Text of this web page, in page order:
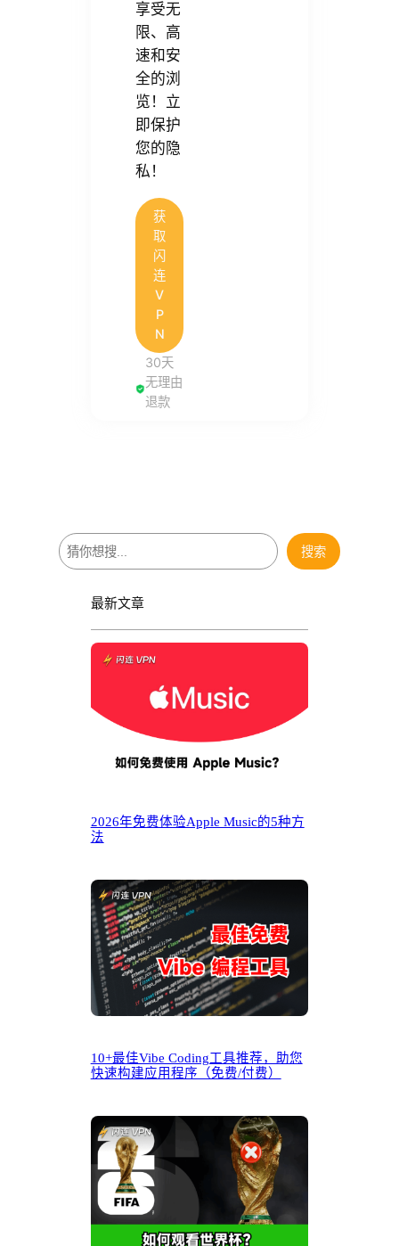
享受无
限、高
速和安
全的浏
览！立
即保护
您的隐
私！
获
取
闪
连
V
P
N
30天
无理由
退款
搜
索
搜索
最新文章
2026年免费体验Apple Music的5种方
法
10+最佳Vibe Coding工具推荐，助您
快速构建应用程序（免费/付费）